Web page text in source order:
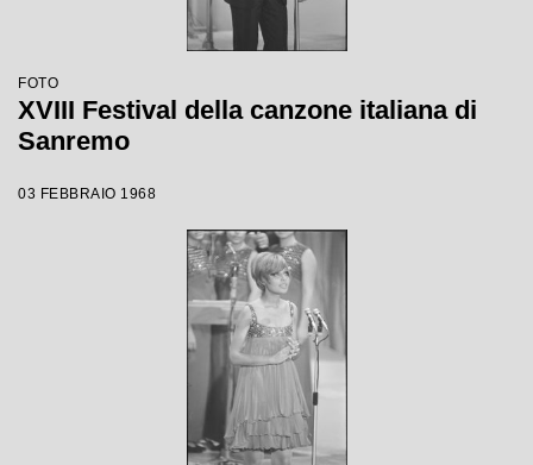
FOTO
XVIII Festival della canzone italiana di
Sanremo
03 FEBBRAIO 1968